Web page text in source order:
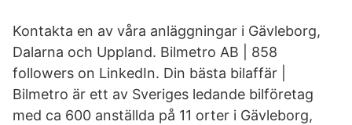
Kontakta en av våra anläggningar i Gävleborg,
Dalarna och Uppland. Bilmetro AB | 858
followers on LinkedIn. Din bästa bilaffär |
Bilmetro är ett av Sveriges ledande bilföretag
med ca 600 anställda på 11 orter i Gävleborg,